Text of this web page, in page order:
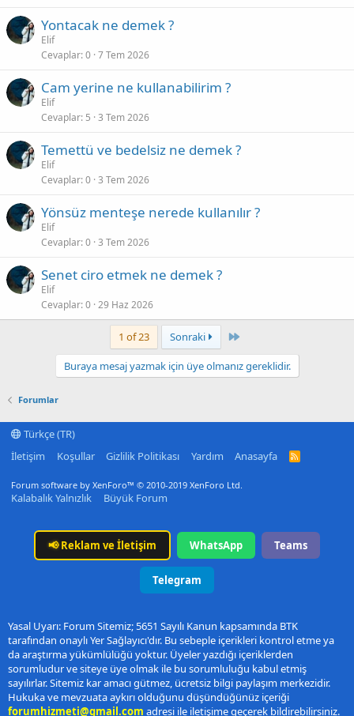
Yontacak ne demek ?
Elif
Cevaplar 0 7 Tem 2026
Cam yerine ne kullanabilirim ?
Elif
Cevaplar 5 3 Tem 2026
Temettü ve bedelsiz ne demek ?
Elif
Cevaplar 0 3 Tem 2026
Yönsüz menteşe nerede kullanılır ?
Elif
Cevaplar 0 3 Tem 2026
Senet ciro etmek ne demek ?
Elif
Cevaplar 0 29 Haz 2026
1 of 23 Sonraki Last
Buraya mesaj yazmak için üye olmanız gereklidir.
Forumlar
Türkçe (TR)
İletişim
Koşullar Gizlilik Politikası Yardım Anasayfa
R
Forum software by XenForo™ © 2010-2019 XenForo Ltd.
Kalabalık Yalnızlık Büyük Forum
📢Reklam ve İletişim WhatsApp Teams
Telegram
Yasal Uyarı: Forum Sitemiz; 5651 Sayılı Kanun kapsamında BTK
tarafından onaylı Yer Sağlayıcı'dır. Bu sebeple içerikleri kontrol etme ya
da araştırma yükümlülüğü yoktur. Üyeler yazdığı içeriklerden
sorumludur ve siteye üye olmak ile bu sorumluluğu kabul etmiş
sayılırlar. Sitemiz kar amacı gütmez, ücretsiz bilgi paylaşım merkezidir.
Hukuka ve mevzuata aykırı olduğunu düşündüğünüz içeriği
forumhizmeti@gmail.com adresi ile iletişime geçerek bildirebilirsiniz.